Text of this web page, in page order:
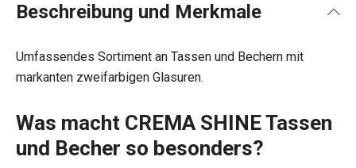
Beschreibung und Merkmale
Umfassendes Sortiment an Tassen und Bechern mit
markanten zweifarbigen Glasuren.
Was macht CREMA SHINE Tassen
und Becher so besonders?